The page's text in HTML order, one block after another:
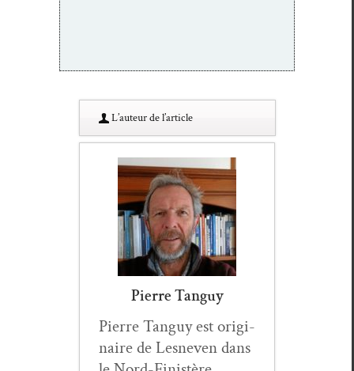
L’au­teur de l’article
Pierre Tanguy
Pierre Tan­guy est orig­i­
naire de Lesn­even dans